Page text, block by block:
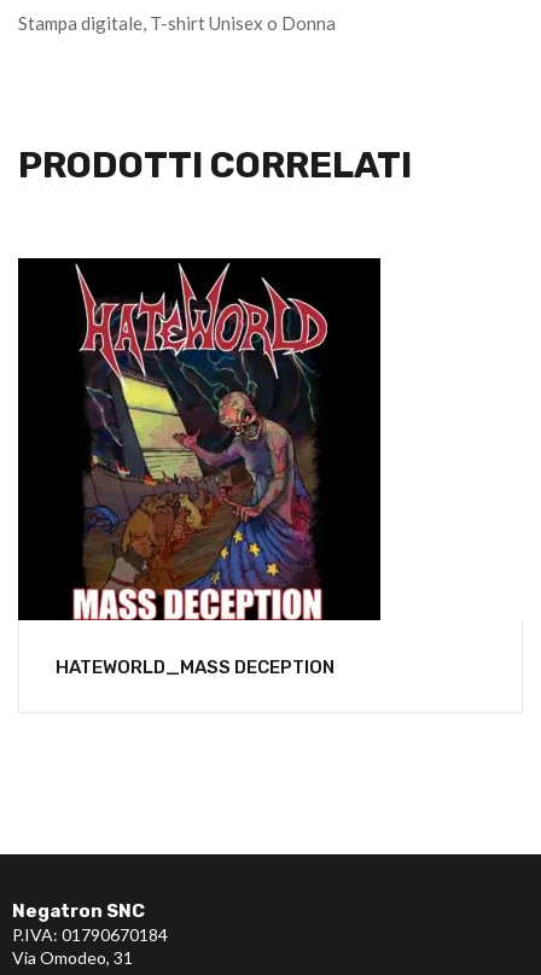
Stampa digitale, T-shirt Unisex o Donna
PRODOTTI CORRELATI
HATEWORLD_MASS DECEPTION
Negatron SNC
P.IVA: 01790670184
Via Omodeo, 31